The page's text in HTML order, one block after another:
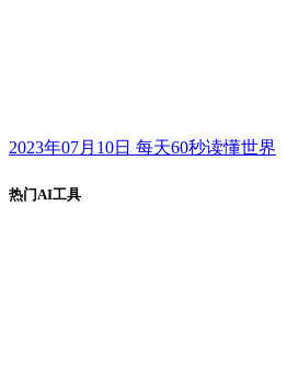
2023年07月10日 每天60秒读懂世界
热门AI工具